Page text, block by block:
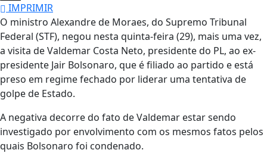
IMPRIMIR
O ministro Alexandre de Moraes, do Supremo Tribunal
Federal (STF), negou nesta quinta-feira (29), mais uma vez,
a visita de Valdemar Costa Neto, presidente do PL, ao ex-
presidente Jair Bolsonaro, que é filiado ao partido e está
preso em regime fechado por liderar uma tentativa de
golpe de Estado.
A negativa decorre do fato de Valdemar estar sendo
investigado por envolvimento com os mesmos fatos pelos
quais Bolsonaro foi condenado.